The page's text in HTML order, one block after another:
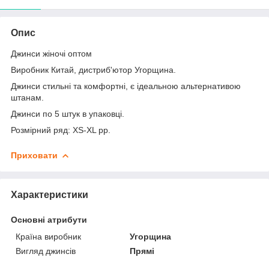
Опис
Джинси жіночі оптом
Виробник Китай, дистриб'ютор Угорщина.
Джинси стильні та комфортні, є ідеальною альтернативою
штанам.
Джинси по 5 штук в упаковці.
Розмірний ряд: XS-XL pp.
Приховати
Характеристики
Основні атрибути
Країна виробник
Угорщина
Вигляд джинсів
Прямі